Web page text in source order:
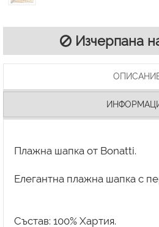
Изчерпана
Плажна шапка от Bonatti.
Елегантна плажна шапка с